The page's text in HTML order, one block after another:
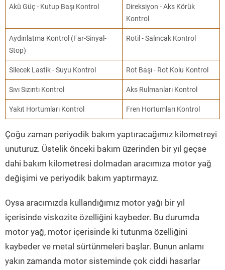
Akü Güç - Kutup Başı Kontrol
Direksiyon - Aks Körük
Kontrol
Aydınlatma Kontrol (Far-Sinyal-
Stop)
Rotil - Salıncak Kontrol
Silecek Lastik - Suyu Kontrol Rot Başı - Rot Kolu Kontrol
Sıvı Sızıntı Kontrol Aks Rulmanları Kontrol
Yakıt Hortumları Kontrol Fren Hortumları Kontrol
Çoğu zaman periyodik bakım yaptıracağımız kilometreyi
unuturuz. Üstelik önceki bakım üzerinden bir yıl geçse
dahi bakım kilometresi dolmadan aracımıza motor yağ
değişimi ve periyodik bakım yaptırmayız.
Oysa aracımızda kullandığımız motor yağı bir yıl
içerisinde viskozite özelliğini kaybeder. Bu durumda
motor yağ, motor içerisinde ki tutunma özelliğini
kaybeder ve metal sürtünmeleri başlar. Bunun anlamı
yakın zamanda motor sisteminde çok ciddi hasarlar